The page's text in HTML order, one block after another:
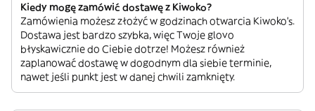
Kiedy mogę zamówić dostawę z Kiwoko?
Zamówienia możesz złożyć w godzinach otwarcia Kiwoko’s.
Dostawa jest bardzo szybka, więc Twoje glovo
błyskawicznie do Ciebie dotrze! Możesz również
zaplanować dostawę w dogodnym dla siebie terminie,
nawet jeśli punkt jest w danej chwili zamknięty.